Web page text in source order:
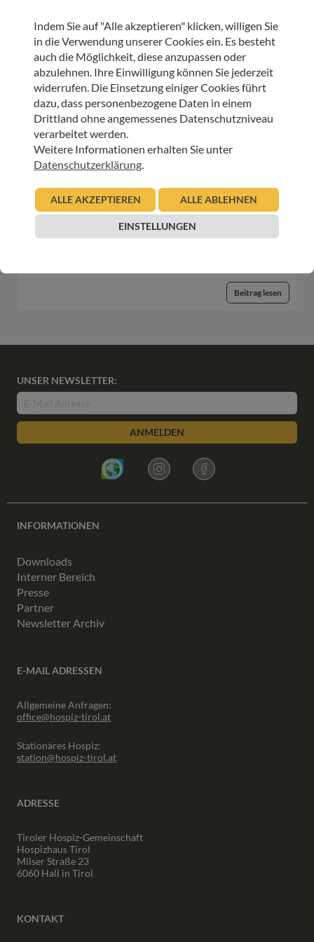
Sterbeverfügung und Assistierter Suizid: Die
Perspektive von HOSPIZ ÖSTERREICH und der
Österreichischen Palliativgesellschaft (OPG)
05.11.2025
Urban Regensburger
Beitrag lesen
European Palliative Care Day: 15. Juni 2023
Beitrag lesen
UNSER NEWSLETTER:
ANMELDEN
INFORMATIONEN
Downloads
Interner Bereich
Presse
Partner
Newsletter Archiv
E-MAIL ADRESSEN
Allgemeine Anfragen:
office@hospiz-tirol.at
Stationäres Hospiz:
station@hospiz-tirol.at
ADRESSE
Tiroler Hospiz-Gemeinschaft
Hospizhaus Tirol
Milser Straße 23
6060 Hall in Tirol
KONTAKT
Indem Sie auf "Alle akzeptieren" klicken, willigen Sie
in die Verwendung unserer Cookies ein. Es besteht
auch die Möglichkeit, diese anzupassen oder
abzulehnen. Ihre Einwilligung können Sie jederzeit
widerrufen. Die Einsetzung einiger Cookies führt
dazu, dass personenbezogene Daten in einem
Drittland ohne angemessenes Datenschutzniveau
verarbeitet werden.
Weitere Informationen erhalten Sie unter
Datenschutzerklärung
ALLE AKZEPTIEREN ALLE ABLEHNEN
EINSTELLUNGEN